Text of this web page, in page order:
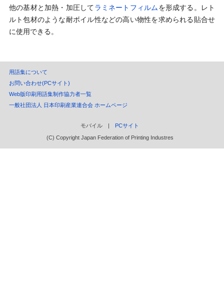
他の基材と加熱・加圧してラミネートフィルムを形成する。レト
ルト包材のような耐ボイル性などの高い物性を求められる貼合せ
に使用できる。
用語集について
お問い合わせ(PCサイト)
Web版印刷用語集制作協力者一覧
一般社団法人 日本印刷産業連合会 ホームページ
モバイル | PCサイト
(C) Copyright Japan Federation of Printing Industres